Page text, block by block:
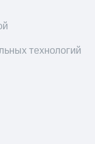
технологий